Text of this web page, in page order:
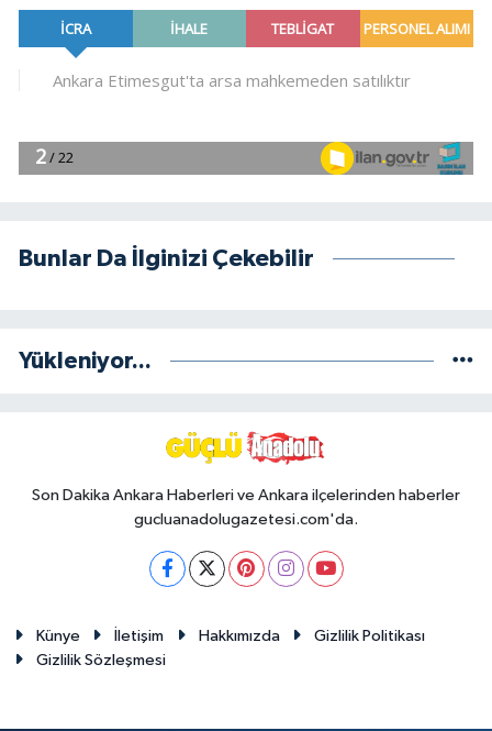
Bunlar Da İlginizi Çekebilir
Yükleniyor...
Son Dakika Ankara Haberleri ve Ankara ilçelerinden haberler
gucluanadolugazetesi.com'da.
Künye İletişim Hakkımızda
Gizlilik Politikası
Gizlilik Sözleşmesi